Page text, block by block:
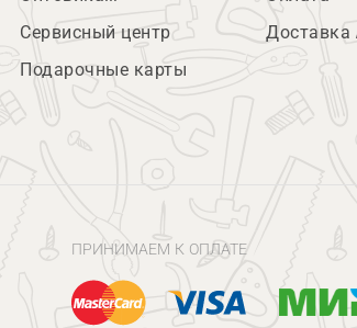
Сервисный центр
Подарочные карты
ПРИНИМАЕМ К ОПЛАТЕ